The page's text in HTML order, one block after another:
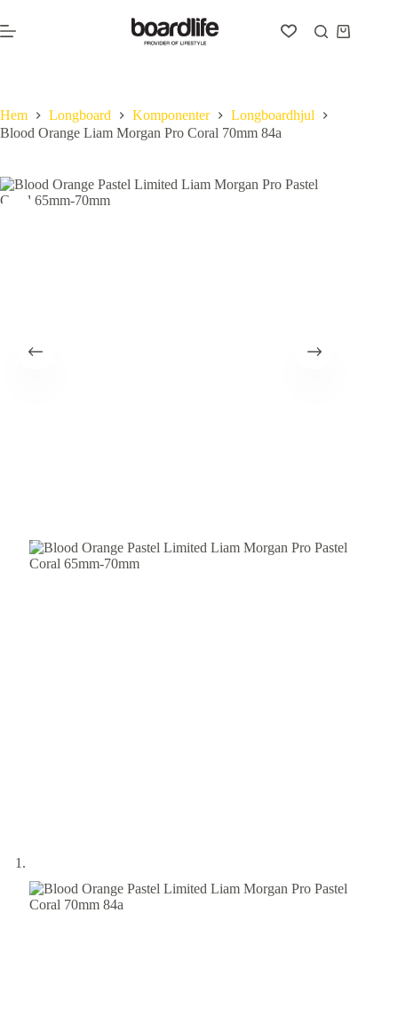
till
innehåll
Varukorg
Hem Longboard Komponenter
Longboardhjul
Blood Orange Liam Morgan Pro Coral 70mm 84a